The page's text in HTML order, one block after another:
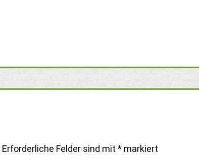
Erforderliche Felder sind mit * markiert